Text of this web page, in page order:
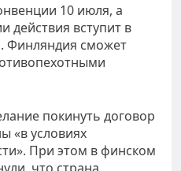
10 июля, а
действия вступит в
Финляндия сможет
покинуть договор
«в условиях
При этом в финском